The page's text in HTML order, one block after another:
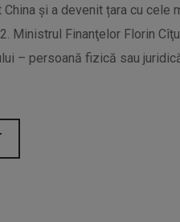
China și a devenit țara cu
Ministrul Finanţelor Florin
– persoană fizică sau